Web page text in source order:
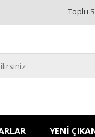
Toplu
YENİ